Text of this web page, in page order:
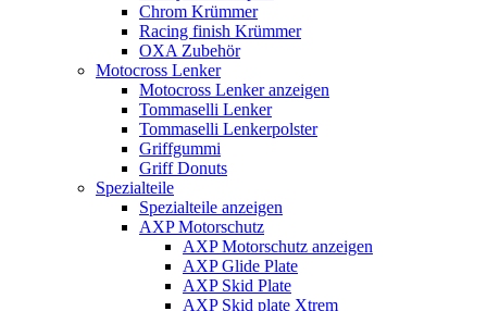
Chrom Krümmer
Racing finish Krümmer
OXA Zubehör
Motocross Lenker
Motocross Lenker anzeigen
Tommaselli Lenker
Tommaselli Lenkerpolster
Griffgummi
Griff Donuts
Spezialteile
Spezialteile anzeigen
AXP Motorschutz
AXP Motorschutz anzeigen
AXP Glide Plate
AXP Skid Plate
AXP Skid plate Xtrem